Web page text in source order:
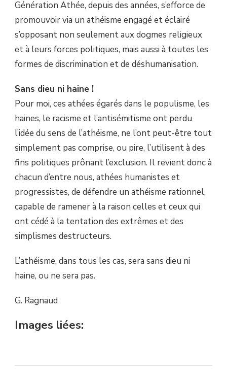
Génération Athée, depuis des années, s’efforce de
promouvoir via un athéisme engagé et éclairé
s’opposant non seulement aux dogmes religieux
et à leurs forces politiques, mais aussi à toutes les
formes de discrimination et de déshumanisation.
Sans dieu ni haine !
Pour moi, ces athées égarés dans le populisme, les
haines, le racisme et l’antisémitisme ont perdu
l’idée du sens de l’athéisme, ne l’ont peut-être tout
simplement pas comprise, ou pire, l’utilisent à des
fins politiques prônant l’exclusion. Il revient donc à
chacun d’entre nous, athées humanistes et
progressistes, de défendre un athéisme rationnel,
capable de ramener à la raison celles et ceux qui
ont cédé à la tentation des extrêmes et des
simplismes destructeurs.
L’athéisme, dans tous les cas, sera sans dieu ni
haine, ou ne sera pas.
G. Ragnaud
Images liées: